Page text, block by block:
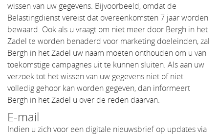
wissen van uw gegevens. Bijvoorbeeld, omdat de
Belastingdienst vereist dat overeenkomsten 7 jaar worden
bewaard. Ook als u vraagt om niet meer door Bergh in het
Zadel te worden benaderd voor marketing doeleinden, zal
Bergh in het Zadel uw naam moeten onthouden om u van
toekomstige campagnes uit te kunnen sluiten. Als aan uw
verzoek tot het wissen van uw gegevens niet of niet
volledig gehoor kan worden gegeven, dan informeert
Bergh in het Zadel u over de reden daarvan.
E-mail
Indien u zich voor een digitale nieuwsbrief op updates via